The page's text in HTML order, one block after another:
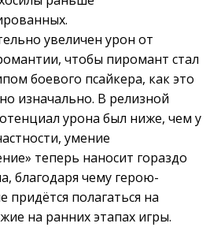
увеличен урон от
чтобы пиромант стал
боевого псайкера, как это
изначально. В релизной
урона был ниже, чем у
умение
теперь наносит гораздо
благодаря чему герою-
придётся полагаться на
на ранних этапах игры.